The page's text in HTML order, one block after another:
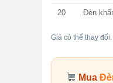
20 Đèn
Giá có thể thay
Mua